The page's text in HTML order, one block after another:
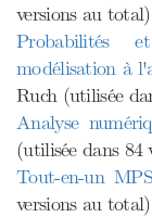
versions au total)
Probabilités
modélisation à
Ruch (utilisée
Analyse
(utilisée dans 84
Tout-en-un
versions au total)